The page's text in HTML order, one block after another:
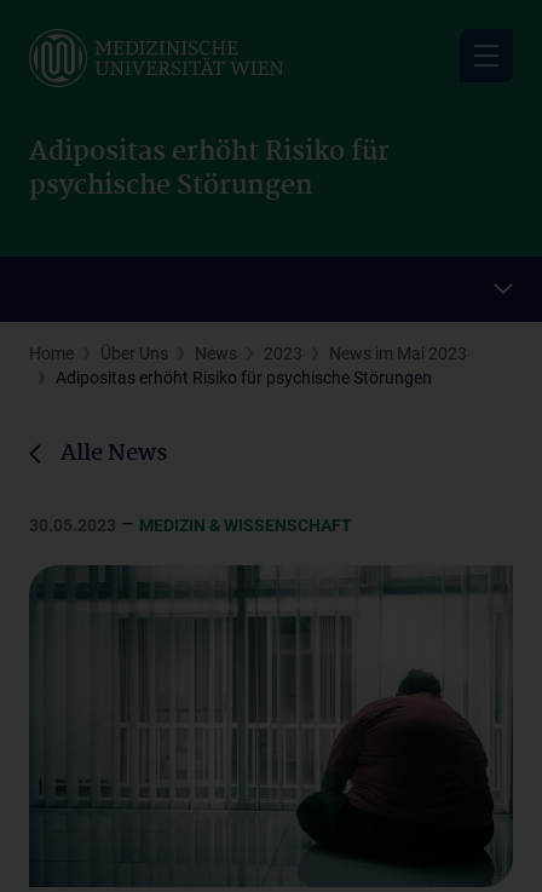
main
Adipositas erhöht Risiko für
psychische Störungen
Home Über Uns News 2023
News im Mai 2023
Adipositas erhöht Risiko für psychische Störungen
Alle News
30.05.2023 – MEDIZIN & WISSENSCHAFT